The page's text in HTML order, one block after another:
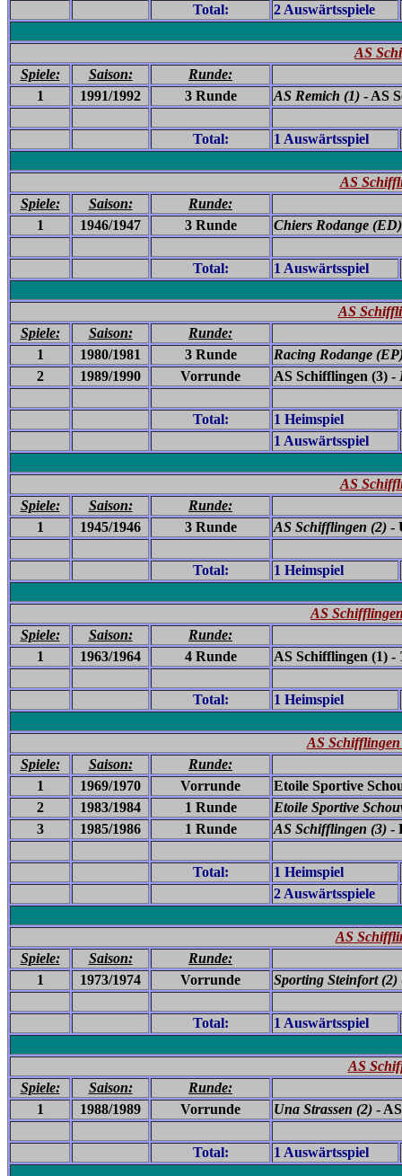
Total: 2 Auswärtsspiele
AS
Spiele:
Saison:
Runde:
1
1991/1992 3 Runde AS Remich (1) - AS
Total: 1 Auswärtsspiel
AS
Spiele:
Saison:
Runde:
1
1946/1947 3 Runde Chiers Rodange (ED)
Total: 1 Auswärtsspiel
AS
Spiele:
Saison:
Runde:
1
1980/1981 3 Runde Racing Rodange
2
1989/1990 Vorrunde AS Schifflingen (3) -
Total:
1 Heimspiel
1 Auswärtsspiel
AS
Spiele:
Saison:
Runde:
1
1945/1946 3 Runde AS Schifflingen (2) -
Total: 1 Heimspiel
AS
Spiele:
Saison:
Runde:
1
1963/1964 4 Runde AS Schifflingen (1) -
Total: 1 Heimspiel
AS
Spiele:
Saison:
Runde:
1
1969/1970 Vorrunde
Etoile Sportive
2
1983/1984 1 Runde
Etoile Sportive
3
1985/1986 1 Runde AS Schifflingen (3) -
Total:
1 Heimspiel
2 Auswärtsspiele
AS
Spiele:
Saison:
Runde:
1
1973/1974 Vorrunde Sporting Steinfort (2)
Total: 1 Auswärtsspiel
AS
Spiele:
Saison:
Runde:
1
1988/1989 Vorrunde Una Strassen (2) -
Total: 1 Auswärtsspiel